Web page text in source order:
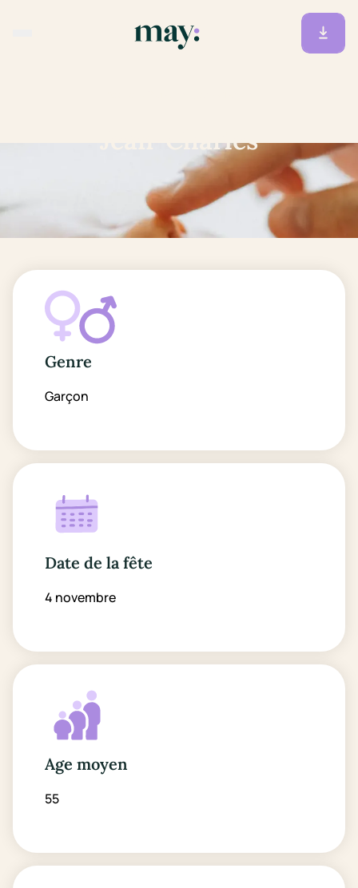
Jean-Charles
Genre
Garçon
Date de la fête
4 novembre
Age moyen
55